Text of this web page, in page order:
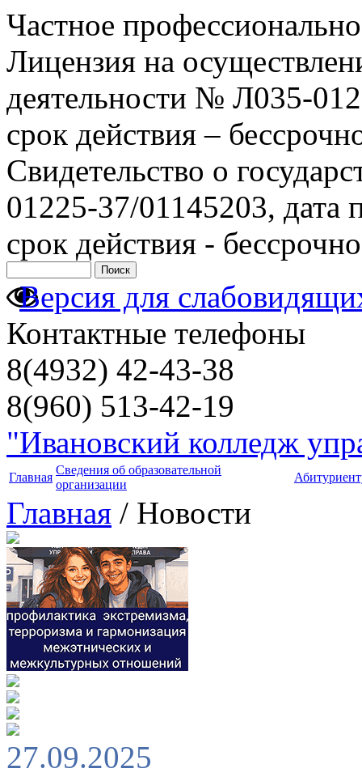
Частное
Лицензия на
деятельности № Л035-
срок действия –
Свидетельство о
01225-37/01145203, дата
срок действия - бессрочно
Версия для
Контактные телефоны
8(4932) 42-43-38
8(960) 513-42-19
"Ивановский колледж
Главная
Сведения об образовательной
организации
Главная / Новости
27.09.2025